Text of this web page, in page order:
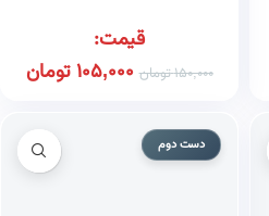
قیمت:
150,000تومان 105,000تومان
دست دوم